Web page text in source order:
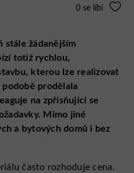
0 se líbí
stále žádanějším
totiž rychlou,
kterou lze realizovat
prodělala
na zpřísňující se
Mimo jiné
a bytových domů i bez
často rozhoduje cena.